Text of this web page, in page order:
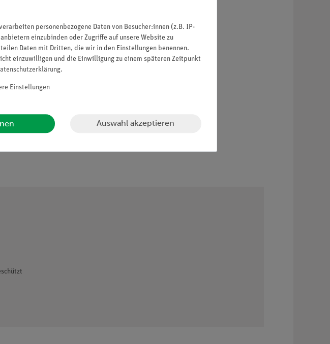
personenbezogene Daten von Besucher:innen (z.B. IP-
einzubinden oder Zugriffe auf unsere Website zu
Daten mit Dritten, die wir in den Einstellungen benennen.
einzuwilligen und die Einwilligung zu einem späteren Zeitpunkt
.
Einstellungen
Auswahl akzeptieren